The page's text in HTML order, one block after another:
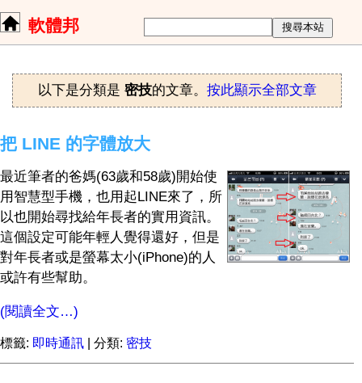
軟體邦
以下是分類是 密技的文章。 按此顯示全部文章
把 LINE 的字體放大
最近筆者的爸媽(63歲和58歲)開始使
用智慧型手機，也用起LINE來了，所
以也開始尋找給年長者的實用資訊。
這個設定可能年輕人覺得還好，但是
對年長者或是螢幕太小(iPhone)的人
或許有些幫助。
(閱讀全文…)
標籤: 即時通訊 | 分類: 密技